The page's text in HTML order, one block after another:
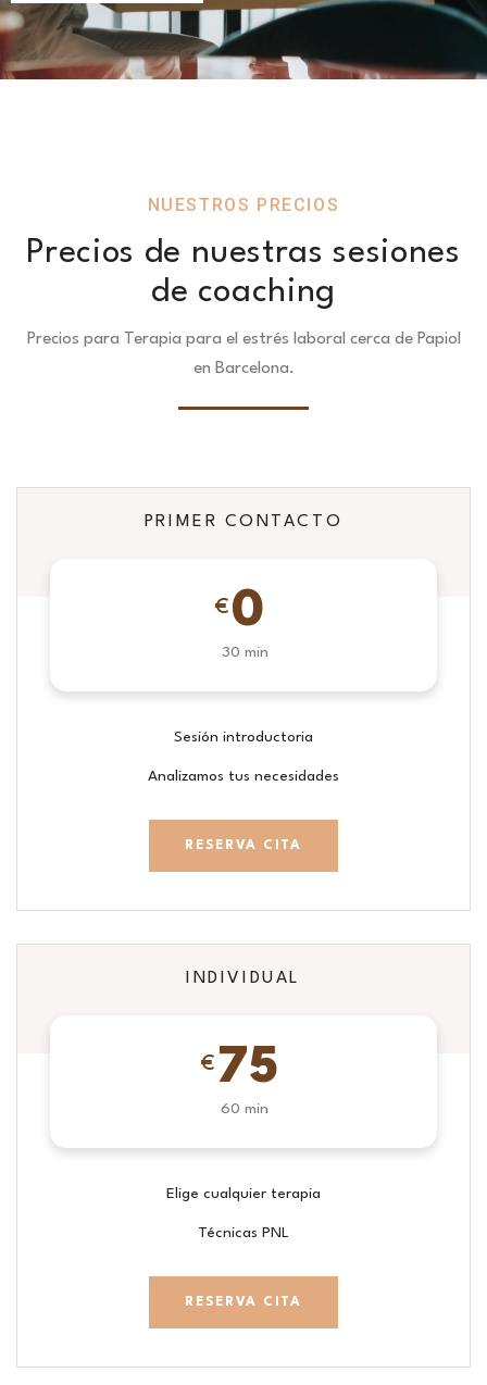
NUESTROS PRECIOS
Precios de nuestras sesiones
de coaching
Precios para Terapia para el estrés laboral cerca de Papiol
en Barcelona.
PRIMER CONTACTO
€ 0
30 min
Sesión introductoria
Analizamos tus necesidades
RESERVA CITA
INDIVIDUAL
€ 75
60 min
Elige cualquier terapia
Técnicas PNL
RESERVA CITA